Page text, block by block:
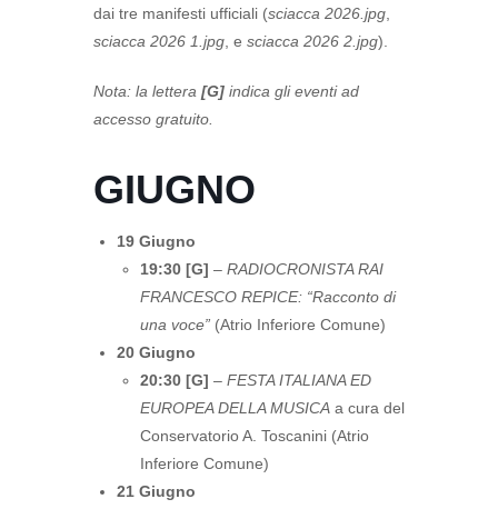
dai tre manifesti ufficiali (sciacca 2026.jpg
sciacca 2026 1.jpg , e sciacca 2026 2.jpg).
Nota: la lettera [G] indica gli eventi ad
accesso gratuito.
GIUGNO
19 Giugno
19:30 [G] – RADIOCRONISTA RAI
FRANCESCO REPICE: “Racconto di
una voce” (Atrio Inferiore Comune)
20 Giugno
20:30 [G] – FESTA ITALIANA ED
EUROPEA DELLA MUSICA a cura del
Conservatorio A. Toscanini (Atrio
Inferiore Comune)
21 Giugno